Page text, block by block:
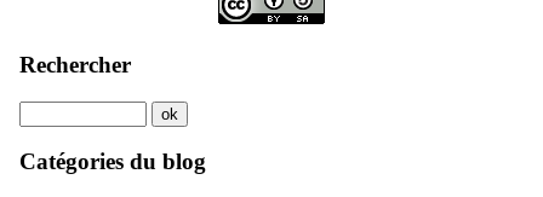
Rechercher
Catégories du blog